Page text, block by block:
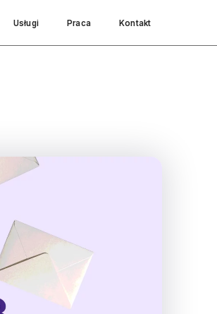
Usługi Praca Kontakt